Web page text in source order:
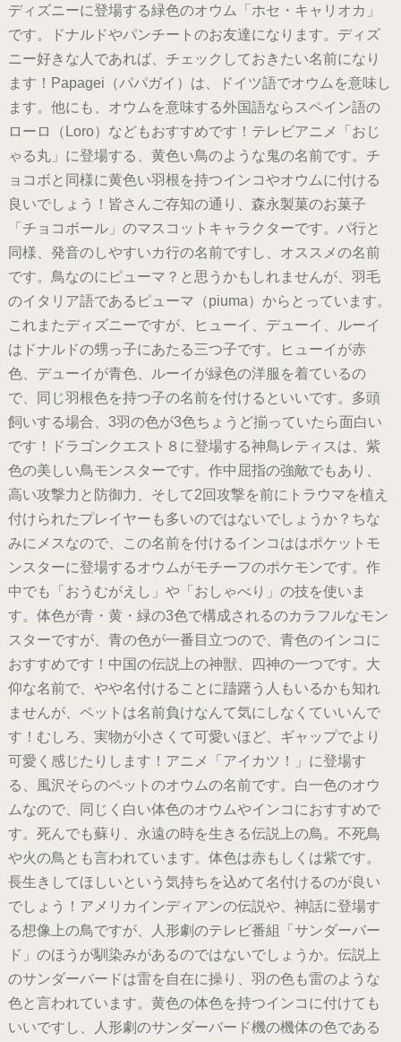
ディズニーに登場する緑色のオウム「ホセ・キャリオカ」
です。ドナルドやパンチートのお友達になります。ディズ
ニー好きな人であれば、チェックしておきたい名前になり
ます！Papagei（パパガイ）は、ドイツ語でオウムを意味し
ます。他にも、オウムを意味する外国語ならスペイン語の
ローロ（Loro）などもおすすめです！テレビアニメ「おじ
ゃる丸」に登場する、黄色い鳥のような鬼の名前です。チ
ョコボと同様に黄色い羽根を持つインコやオウムに付ける
良いでしょう！皆さんご存知の通り、森永製菓のお菓子
「チョコボール」のマスコットキャラクターです。パ行と
同様、発音のしやすいカ行の名前ですし、オススメの名前
です。鳥なのにピューマ？と思うかもしれませんが、羽毛
のイタリア語であるピューマ（piuma）からとっています。
これまたディズニーですが、ヒューイ、デューイ、ルーイ
はドナルドの甥っ子にあたる三つ子です。ヒューイが赤
色、デューイが青色、ルーイが緑色の洋服を着ているの
で、同じ羽根色を持つ子の名前を付けるといいです。多頭
飼いする場合、3羽の色が3色ちょうど揃っていたら面白い
です！ドラゴンクエスト８に登場する神鳥レティスは、紫
色の美しい鳥モンスターです。作中屈指の強敵でもあり、
高い攻撃力と防御力、そして2回攻撃を前にトラウマを植え
付けられたプレイヤーも多いのではないでしょうか？ちな
みにメスなので、この名前を付けるインコははポケットモ
ンスターに登場するオウムがモチーフのポケモンです。作
中でも「おうむがえし」や「おしゃべり」の技を使いま
す。体色が青・黄・緑の3色で構成されるのカラフルなモン
スターですが、青の色が一番目立つので、青色のインコに
おすすめです！中国の伝説上の神獣、四神の一つです。大
仰な名前で、やや名付けることに躊躇う人もいるかも知れ
ませんが、ペットは名前負けなんて気にしなくていいんで
す！むしろ、実物が小さくて可愛いほど、ギャップでより
可愛く感じたりします！アニメ「アイカツ！」に登場す
る、風沢そらのペットのオウムの名前です。白一色のオウ
ムなので、同じく白い体色のオウムやインコにおすすめで
す。死んでも蘇り、永遠の時を生きる伝説上の鳥。不死鳥
や火の鳥とも言われています。体色は赤もしくは紫です。
長生きしてほしいという気持ちを込めて名付けるのが良い
でしょう！アメリカインディアンの伝説や、神話に登場す
る想像上の鳥ですが、人形劇のテレビ番組「サンダーバー
ド」のほうが馴染みがあるのではないでしょうか。伝説上
のサンダーバードは雷を自在に操り、羽の色も雷のような
色と言われています。黄色の体色を持つインコに付けても
いいですし、人形劇のサンダーバード機の機体の色である